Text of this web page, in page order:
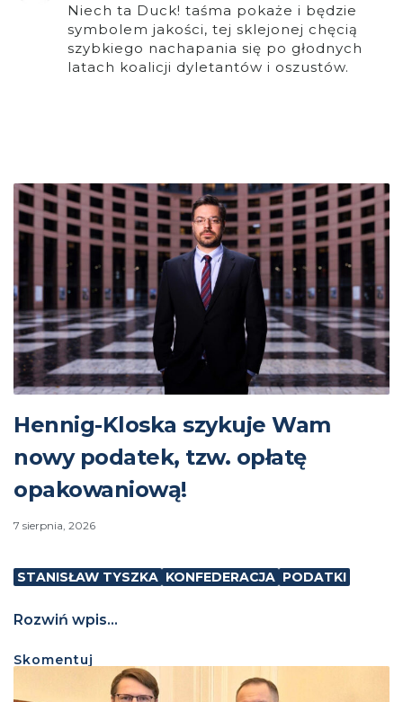
Niech ta Duck! taśma pokaże i będzie
symbolem jakości, tej sklejonej chęcią
szybkiego nachapania się po głodnych
latach koalicji dyletantów i oszustów.
Hennig-Kloska szykuje Wam
nowy podatek, tzw. opłatę
opakowaniową!
7 sierpnia, 2026
STANISŁAW TYSZKA KONFEDERACJA PODATKI
Rozwiń wpis...
Skomentuj